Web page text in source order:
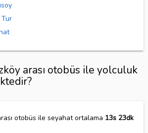
arası otobüs ile yolculuk
otobüs ile seyahat ortalama 13s 23dk